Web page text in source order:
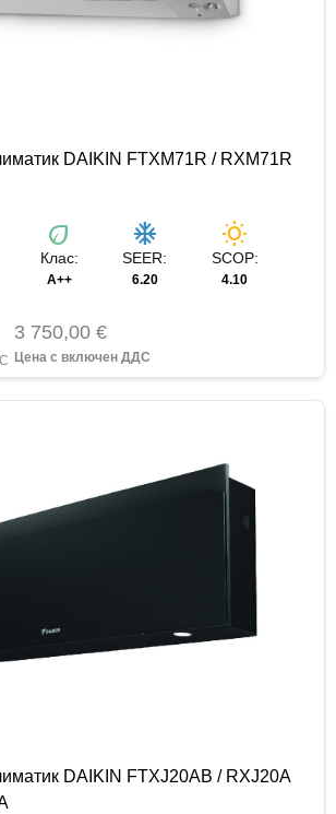
DAIKIN FTXM71R / RXM71R
eco
Клас:
A++
ac_unit
SEER:
6.20
wb_sunny
SCOP:
4.10
3 750,00 €
DAIKIN FTXJ20AB / RXJ20A